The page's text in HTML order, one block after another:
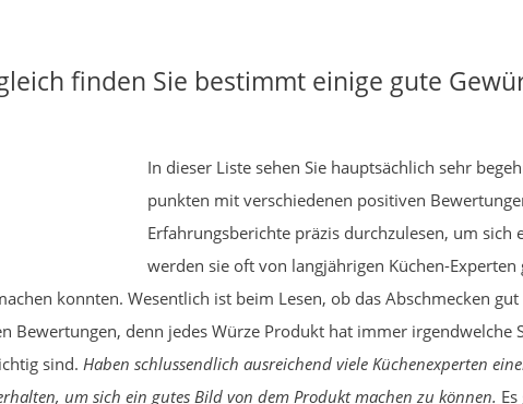
finden Sie bestimmt einige gute
In dieser Liste sehen Sie hauptsächlich sehr
punkten mit verschiedenen positiven
Erfahrungsberichte präzis durchzulesen, um
werden sie oft von langjährigen Küchen-
konnten. Wesentlich ist beim Lesen, ob das Abschmecken
Bewertungen, denn jedes Würze Produkt hat immer
sind. Haben schlussendlich ausreichend viele Küchenexperten
um sich ein gutes Bild von dem Produkt machen zu können.